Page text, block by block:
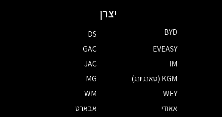
יצרן
BYD
DS
EVEASY
GAC
IM
JAC
KGM (סאנגיונג)
MG
WEY
WM
אאודי
אבארט